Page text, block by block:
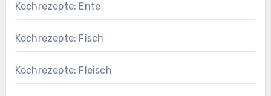
Kochrezepte: Ente
Kochrezepte: Fisch
Kochrezepte: Fleisch